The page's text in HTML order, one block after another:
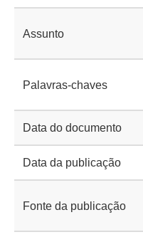
Assunto
Palavras-chaves
Data do documento
Data da publicação
Fonte da publicação